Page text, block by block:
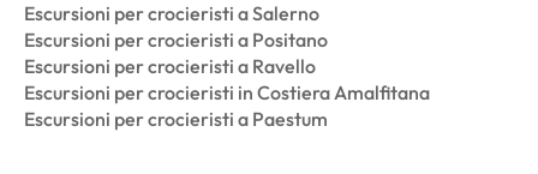
Escursioni per crocieristi a Salerno
Escursioni per crocieristi a Positano
Escursioni per crocieristi a Ravello
Escursioni per crocieristi in Costiera Amalfitana
Escursioni per crocieristi a Paestum